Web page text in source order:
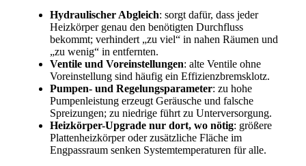
Hydraulischer Abgleich: sorgt dafür, dass jeder
Heizkörper genau den benötigten Durchfluss
bekommt; verhindert „zu viel“ in nahen Räumen und
„zu wenig“ in entfernten.
Ventile und Voreinstellungen: alte Ventile ohne
Voreinstellung sind häufig ein Effizienzbremsklotz.
Pumpen- und Regelungsparameter: zu hohe
Pumpenleistung erzeugt Geräusche und falsche
Spreizungen; zu niedrige führt zu Unterversorgung.
Heizkörper-Upgrade nur dort, wo nötig: größere
Plattenheizkörper oder zusätzliche Fläche im
Engpassraum senken Systemtemperaturen für alle.